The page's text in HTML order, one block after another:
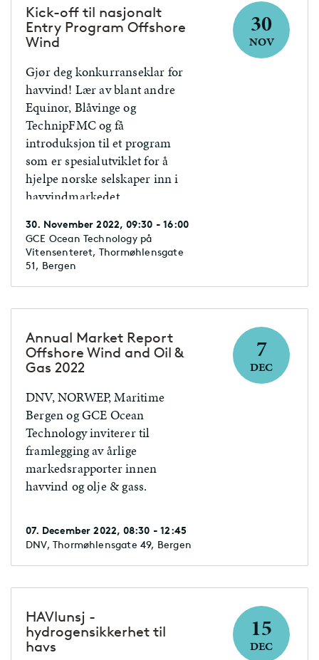
Kick-off til nasjonalt
Entry Program Offshore
Wind
Gjør deg konkurranseklar for
havvind! Lær av blant andre
Equinor, Blåvinge og
TechnipFMC og få
introduksjon til et program
som er spesialutviklet for å
hjelpe norske selskaper inn i
havvindmarkedet.
30. November 2022, 09:30 - 16:00
GCE Ocean Technology på
Vitensenteret, Thormøhlensgate
51, Bergen
30
NOV
Annual Market Report
Offshore Wind and Oil &
Gas 2022
DNV, NORWEP, Maritime
Bergen og GCE Ocean
Technology inviterer til
framlegging av årlige
markedsrapporter innen
havvind og olje & gass.
07. December 2022, 08:30 - 12:45
DNV, Thormøhlensgate 49, Bergen
7
DEC
HAVlunsj -
hydrogensikkerhet til
havs
15
DEC